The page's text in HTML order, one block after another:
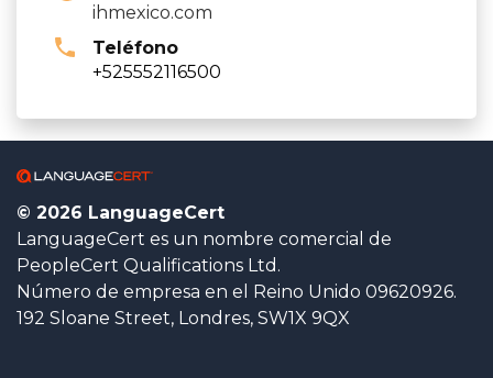
ihmexico.com
Teléfono
+525552116500
© 2026 LanguageCert
LanguageCert es un nombre comercial de
PeopleCert Qualifications Ltd.
Número de empresa en el Reino Unido 09620926.
192 Sloane Street, Londres, SW1X 9QX